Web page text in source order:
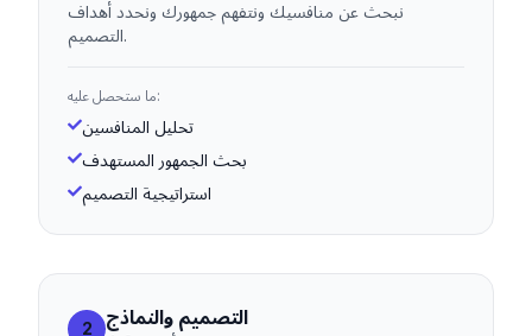
نبحث عن منافسيك ونتفهم جمهورك ونحدد أهداف
التصميم.
ما ستحصل عليه:
تحليل المنافسين
بحث الجمهور المستهدف
استراتيجية التصميم
2 التصميم والنماذج